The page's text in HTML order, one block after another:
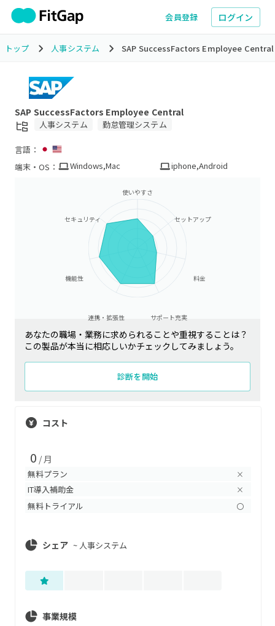
会員登録 ログイン
トップ 人事システム SAP SuccessFactors Employee Central
SAP SuccessFactors Employee Central
人事システム 勤怠管理システム
言語：
端末・OS：
Windows,Mac iphone,Android
使いやすさ
セットアップ
料金
サポート充実
連携・拡張性
機能性
セキュリティ
あなたの職場・業務に求められることや重視することは？
この製品が本当に相応しいかチェックしてみましょう。
診断を開始
コスト
0 / 月
無料プラン ×
IT導入補助金 ×
無料トライアル 〇
シェア ~ 人事システム
事業規模